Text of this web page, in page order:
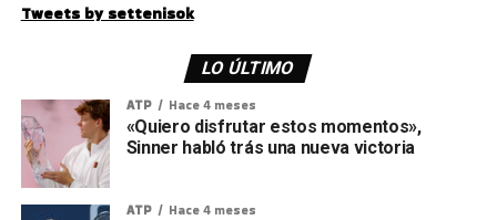
Tweets by settenisok
LO ÚLTIMO
ATP Hace 4 meses
«Quiero disfrutar estos momentos»,
Sinner habló trás una nueva victoria
ATP Hace 4 meses